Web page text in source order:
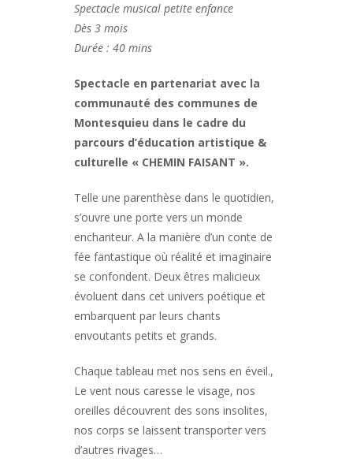
Spectacle musical petite enfance
Dès 3 mois
Durée : 40 mins
Spectacle en partenariat avec la
communauté des communes de
Montesquieu dans le cadre du
parcours d’éducation artistique &
culturelle « CHEMIN FAISANT ».
Telle une parenthèse dans le quotidien,
s’ouvre une porte vers un monde
enchanteur. A la manière d’un conte de
fée fantastique où réalité et imaginaire
se confondent. Deux êtres malicieux
évoluent dans cet univers poétique et
embarquent par leurs chants
envoutants petits et grands.
Chaque tableau met nos sens en éveil.,
Le vent nous caresse le visage, nos
oreilles découvrent des sons insolites,
nos corps se laissent transporter vers
d’autres rivages…